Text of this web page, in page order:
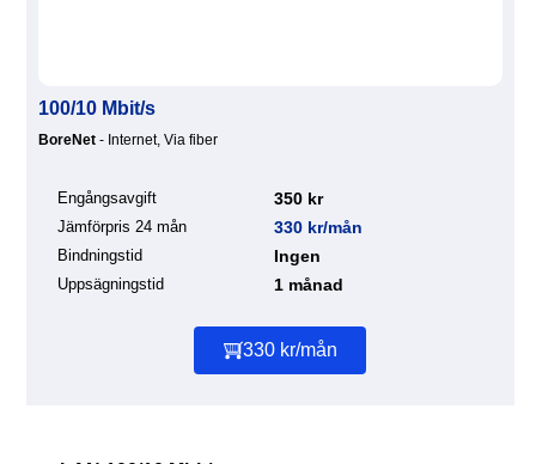
100/10 Mbit/s
BoreNet - Internet, Via fiber
Engångsavgift 350 kr
Jämförpris 24 mån 330 kr/mån
Bindningstid Ingen
Uppsägningstid 1 månad
330 kr/mån